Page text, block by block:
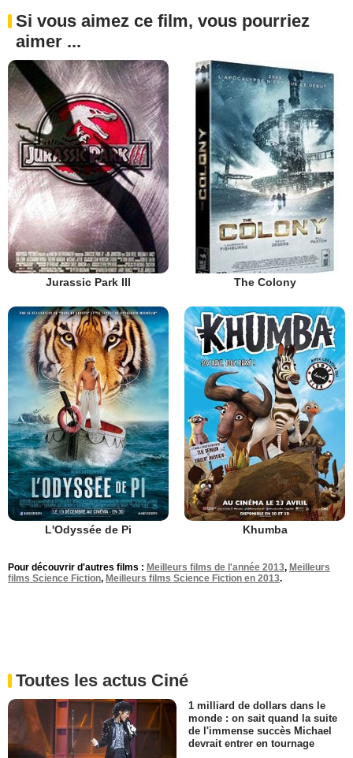
Si vous aimez ce film, vous pourriez
aimer ...
Jurassic Park III The Colony
L'Odyssée de Pi Khumba
Pour découvrir d'autres films : Meilleurs films de l'année 2013, Meilleurs
films Science Fiction, Meilleurs films Science Fiction en 2013.
Toutes les actus Ciné
1 milliard de dollars dans le
monde : on sait quand la suite
de l'immense succès Michael
devrait entrer en tournage